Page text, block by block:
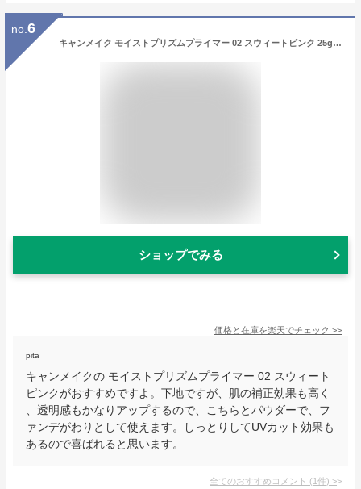
no. 6
キャンメイク モイストプリズムプライマー 02 スウィートピンク 25g 化粧下地 美容保湿成分 立体ツヤ 透明感 UVカット
ショップでみる
価格と在庫を楽天でチェック >>
pita
キャンメイクの モイストプリズムプライマー 02 スウィート
ピンクがおすすめですよ。下地ですが、肌の補正効果も高く
、透明感もかなりアップするので、こちらとパウダーで、フ
ァンデがわりとして使えます。しっとりしてUVカット効果も
あるので喜ばれると思います。
全てのおすすめコメント (1件) >